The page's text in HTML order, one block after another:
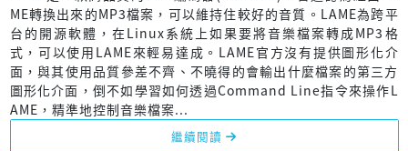
ME轉換出來的MP3檔案，可以維持住較好的音質。LAME為跨平
台的開源軟體，在Linux系統上如果要將音樂檔案轉成MP3格
式，可以使用LAME來輕易達成。LAME官方沒有提供圖形化介
面，與其使用品質參差不齊、不曉得的會輸出什麼檔案的第三方
圖形化介面，倒不如學習如何透過Command Line指令來操作L
AME，精準地控制音樂檔案...
繼續閱讀